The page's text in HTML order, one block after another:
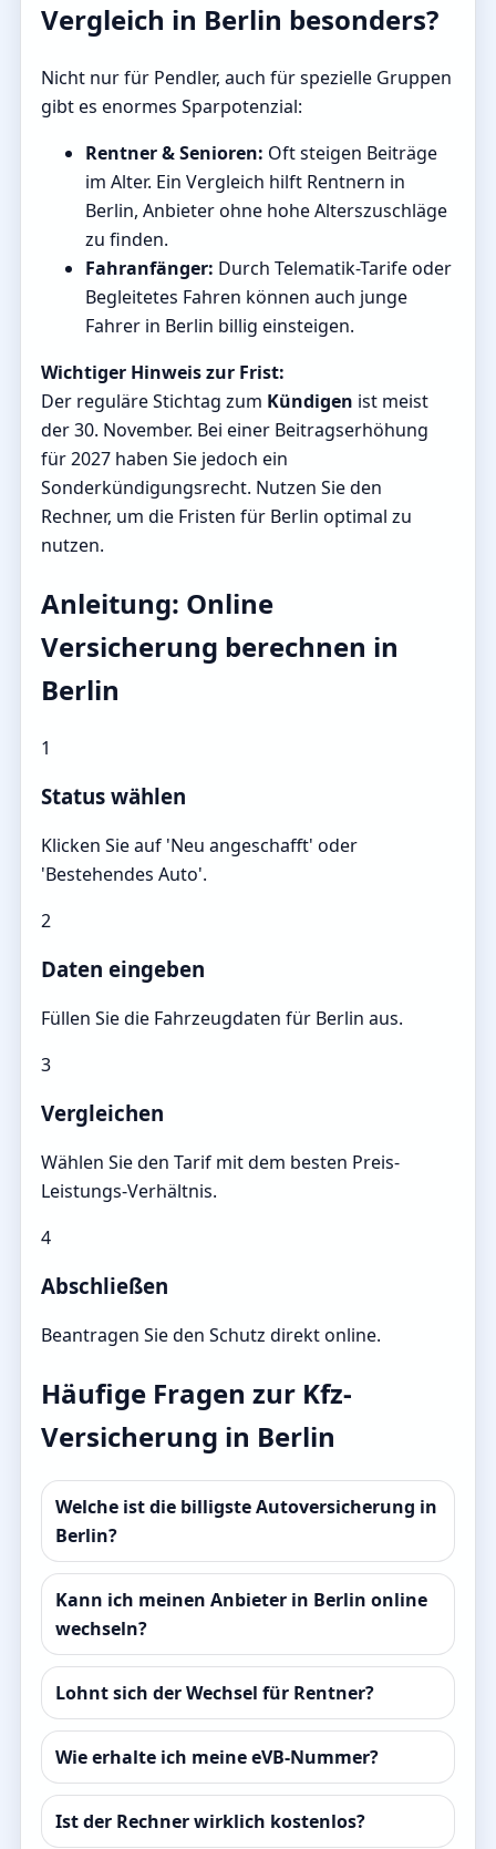
Vergleich in Berlin besonders?
Nicht nur für Pendler, auch für spezielle Gruppen
gibt es enormes Sparpotenzial:
Rentner & Senioren: Oft steigen Beiträge
im Alter. Ein Vergleich hilft Rentnern in
Berlin, Anbieter ohne hohe Alterszuschläge
zu finden.
Fahranfänger: Durch Telematik-Tarife oder
Begleitetes Fahren können auch junge
Fahrer in Berlin billig einsteigen.
Wichtiger Hinweis zur Frist:
Der reguläre Stichtag zum Kündigen ist meist
der 30. November. Bei einer Beitragserhöhung
für 2027 haben Sie jedoch ein
Sonderkündigungsrecht. Nutzen Sie den
Rechner, um die Fristen für Berlin optimal zu
nutzen.
Anleitung: Online
Versicherung berechnen in
Berlin
1
Status wählen
Klicken Sie auf 'Neu angeschafft' oder
'Bestehendes Auto'.
2
Daten eingeben
Füllen Sie die Fahrzeugdaten für Berlin aus.
3
Vergleichen
Wählen Sie den Tarif mit dem besten Preis-
Leistungs-Verhältnis.
4
Abschließen
Beantragen Sie den Schutz direkt online.
Häufige Fragen zur Kfz-
Versicherung in Berlin
Welche ist die billigste Autoversicherung in
Berlin?
Kann ich meinen Anbieter in Berlin online
wechseln?
Lohnt sich der Wechsel für Rentner?
Wie erhalte ich meine eVB-Nummer?
Ist der Rechner wirklich kostenlos?